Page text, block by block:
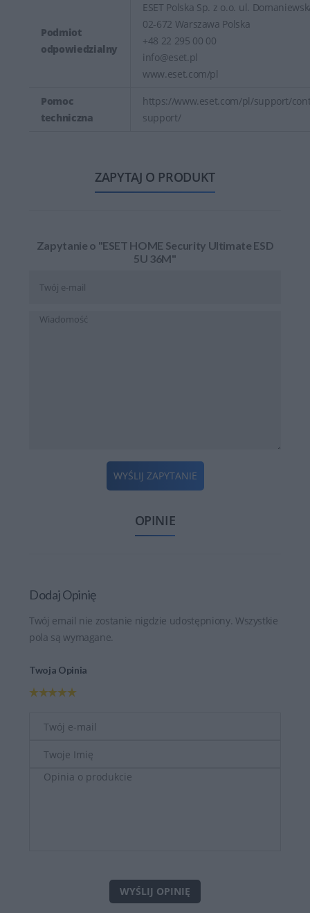
Podmiot
odpowiedzialny
ESET Polska Sp. z o.o. ul.
02-672 Warszawa Polska
+48 22 295 00 00
info@eset.pl
www.eset.com/pl
Pomoc
techniczna
https://www.eset.com/pl/support/
support/
ZAPYTAJ O PRODUKT
Zapytanie o "ESET HOME Security Ultimate ESD
5U 36M"
WYŚLIJ ZAPYTANIE
OPINIE
Dodaj Opinię
Twój email nie zostanie nigdzie udostępniony. Wszystkie
pola są wymagane.
Twoja Opinia
WYŚLIJ OPINIĘ